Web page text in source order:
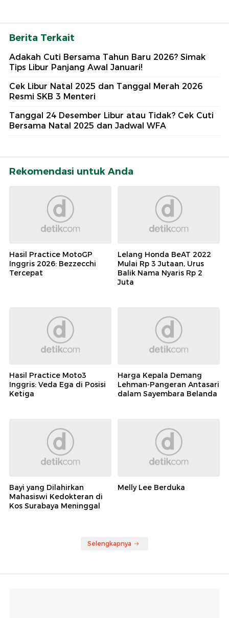
Berita Terkait
Adakah Cuti Bersama Tahun Baru 2026? Simak
Tips Libur Panjang Awal Januari!
Cek Libur Natal 2025 dan Tanggal Merah 2026
Resmi SKB 3 Menteri
Tanggal 24 Desember Libur atau Tidak? Cek Cuti
Bersama Natal 2025 dan Jadwal WFA
Rekomendasi untuk Anda
Hasil Practice MotoGP
Inggris 2026: Bezzecchi
Tercepat
Lelang Honda BeAT 2022
Mulai Rp 3 Jutaan, Urus
Balik Nama Nyaris Rp 2
Juta
Hasil Practice Moto3
Inggris: Veda Ega di Posisi
Ketiga
Harga Kepala Demang
Lehman-Pangeran Antasari
dalam Sayembara Belanda
Bayi yang Dilahirkan
Mahasiswi Kedokteran di
Kos Surabaya Meninggal
Melly Lee Berduka
Selengkapnya